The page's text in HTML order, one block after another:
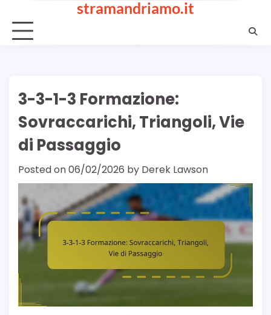
content
stramandriamo.it
3-3-1-3 Formazione:
Sovraccarichi, Triangoli, Vie
di Passaggio
Posted on06/02/2026 by Derek Lawson